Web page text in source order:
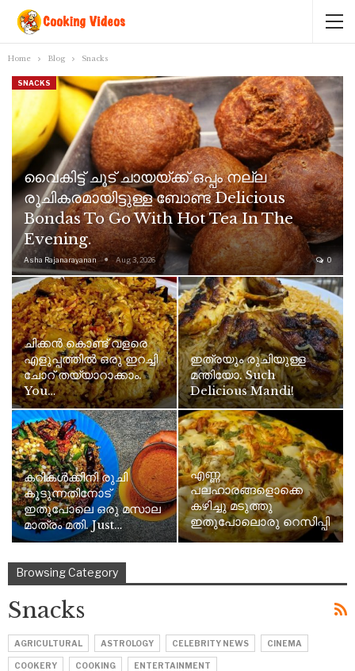
Home Blog Snacks
SNACKS
വൈകിട്ട് ചൂട് ചായയ്ക്ക് ഒപ്പം നല്ല
രുചികരമായിട്ടുള്ള ബോണ്ട Delicious
Bondas To Go With Hot Tea In The
Evening.
Asha Rajanarayanan Aug 3, 2026 0
ചിക്കൻ കൊണ്ട് വളരെ
എളുപ്പത്തിൽ ഒരു ഇറച്ചി
ചോറ് തയ്യാറാക്കാം.
You…
ഇത്രയും രുചിയുള്ള
മന്തിയോ. Such
Delicious Mandi!
കറികൾക്കിനി രുചി
കൂടുന്നതിനോട്
ഇതുപോലെ ഒരു മസാല
മാത്രം മതി. Just…
എണ്ണ
പലഹാരങ്ങളൊക്കെ
കഴിച്ചു മടുത്തു
ഇതുപോലൊരു റെസിപ്പി
തയ്യാറാക്കാം.…
Browsing Category
Snacks
AGRICULTURAL ASTROLOGY CELEBRITY NEWS CINEMA
COOKERY COOKING ENTERTAINMENT